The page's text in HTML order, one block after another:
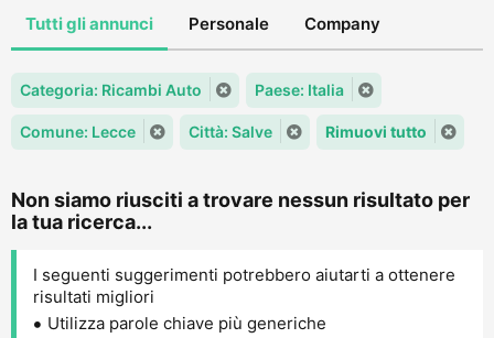
Tutti gli annunci Personale Company
Categoria: Ricambi Auto Paese: Italia
Comune: Lecce Città: Salve Rimuovi tutto
Non siamo riusciti a trovare nessun risultato per
la tua ricerca...
I seguenti suggerimenti potrebbero aiutarti a ottenere
risultati migliori
Utilizza parole chiave più generiche